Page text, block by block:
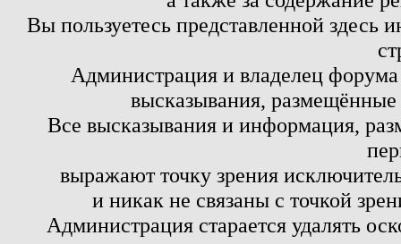
Вы пользуетесь представленной здесь
Администрация и владелец
высказывания,
Все высказывания и информация,
выражают точку зрения
и никак не связаны с точкой
Администрация старается удалять